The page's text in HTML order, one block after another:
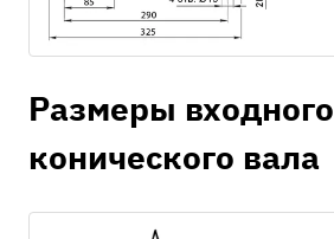
Размеры входного
конического вала